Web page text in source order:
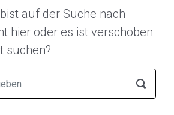
auf der Suche nach
hier oder es ist verschoben
suchen?